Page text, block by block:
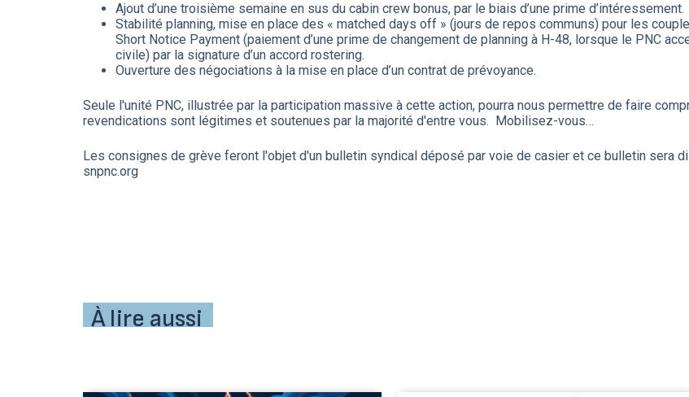
Ajout d’une troisième semaine en sus du cabin crew bonus, par le biais d’une prime d’intéressement.
Stabilité planning, mise en place des « matched days off » (jours de repos communs) pour les
Short Notice Payment (paiement d’une prime de changement de planning à H-48, lorsque le PNC
civile) par la signature d’un accord rostering.
Ouverture des négociations à la mise en place d’un contrat de prévoyance.
Seule l'unité PNC, illustrée par la participation massive à cette action, pourra nous permettre de faire
revendications sont légitimes et soutenues par la majorité d'entre vous. Mobilisez-vous…
Les consignes de grève feront l'objet d'un bulletin syndical déposé par voie de casier et ce bulletin sera
snpnc.org
À lire aussi